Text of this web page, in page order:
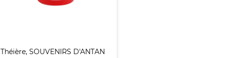
Théière, SOUVENIRS D'ANTAN